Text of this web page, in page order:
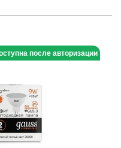
после авторизации